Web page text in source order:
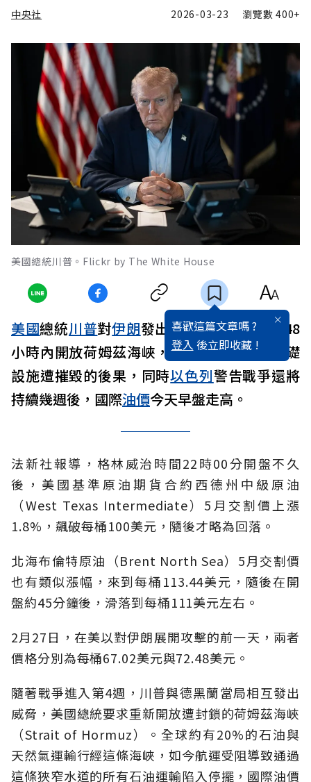
中央社 2026-03-23 瀏覽數400+
美國總統川普。Flickr by The White House
喜歡這篇文章嗎 ?
登入 後立即收藏 !
美國總統川普對伊朗發出最後通牒，要求在48
小時內開放荷姆茲海峽，否則將面臨能源基礎
設施遭摧毀的後果，同時以色列警告戰爭還將
持續幾週後，國際油價今天早盤走高。
法新社報導，格林威治時間22時00分開盤不久
後，美國基準原油期貨合約西德州中級原油
（West Texas Intermediate）5月交割價上漲
1.8%，飆破每桶100美元，隨後才略為回落。
北海布倫特原油（Brent North Sea）5月交割價
也有類似漲幅，來到每桶113.44美元，隨後在開
盤約45分鐘後，滑落到每桶111美元左右。
2月27日，在美以對伊朗展開攻擊的前一天，兩者
價格分別為每桶67.02美元與72.48美元。
隨著戰爭進入第4週，川普與德黑蘭當局相互發出
威脅，美國總統要求重新開放遭封鎖的荷姆茲海峽
（Strait of Hormuz）。全球約有20%的石油與
天然氣運輸行經這條海峽，如今航運受阻導致通過
這條狹窄水道的所有石油運輸陷入停擺，國際油價